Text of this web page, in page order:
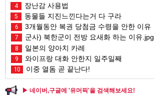
4 장난감 사용법
5 동물들 지진느낀다는거 다 구라
6 3개월동안 복권 당첨금 수령을 안한 이유
7 군사) 북한군이 전방 요새화 하는 이유.jpg
8 일본의 양아치 카레
9 와이프랑 대화 안한지 일주일째
10 이중 열돔 곧 끝난다!
▶ 네이버,구글에 '유머픽'을 검색해보세요!